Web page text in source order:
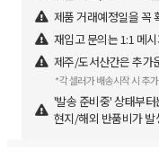
제품 거래예정일을 꼭
재입고 문의는 1:1 메
제주/도서산간은 추가
*각 셀러가 배송시작 시 추
'발송 준비중' 상태부
현지/해외 반품비가 발